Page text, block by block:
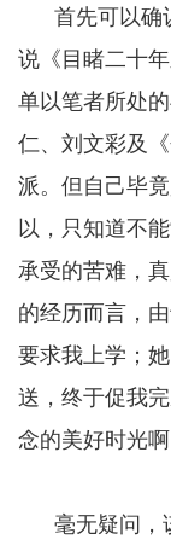
首先可以确
说《目睹二十
单以笔者所处
仁、刘文彩及
派。但自己毕
以，只知道不
承受的苦难，
的经历而言，
要求我上学；
送，终于促我
念的美好时光啊
毫无疑问，